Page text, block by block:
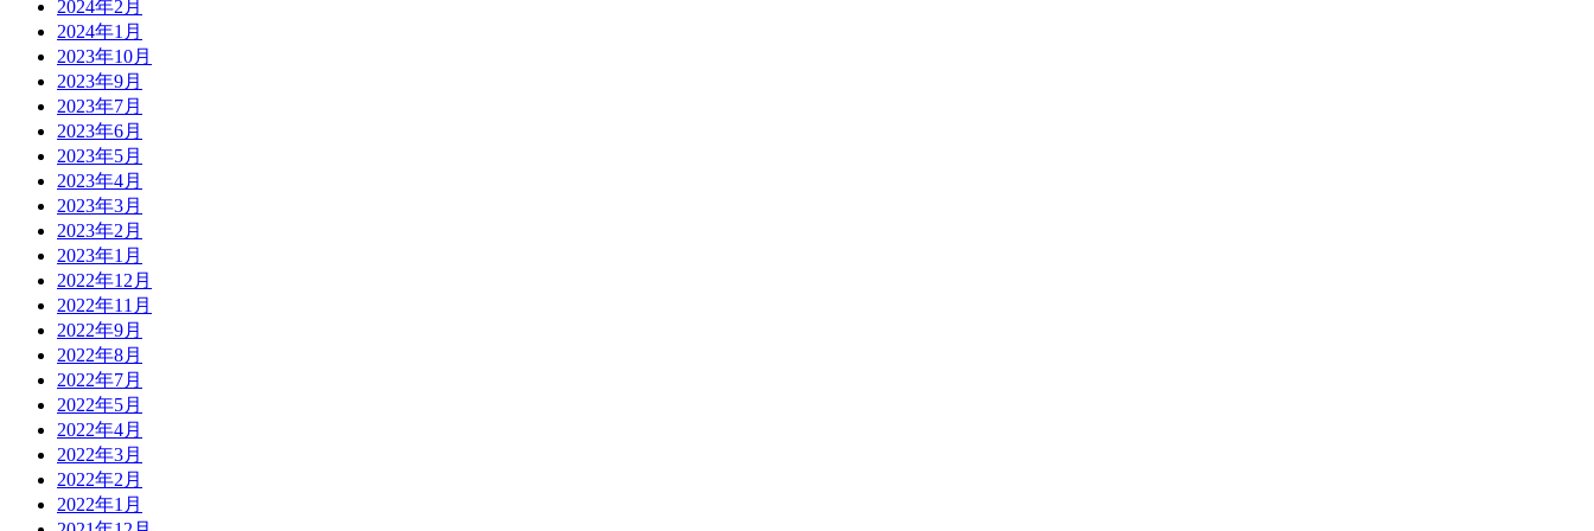
2024年2月
2024年1月
2023年10月
2023年9月
2023年7月
2023年6月
2023年5月
2023年4月
2023年3月
2023年2月
2023年1月
2022年12月
2022年11月
2022年9月
2022年8月
2022年7月
2022年5月
2022年4月
2022年3月
2022年2月
2022年1月